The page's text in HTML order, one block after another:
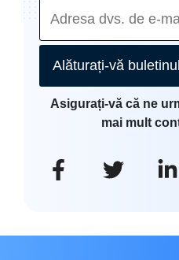
Alăturați-vă
Asigurați-vă că ne
mai mult